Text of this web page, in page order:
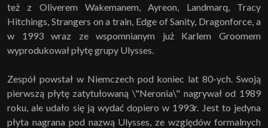
też z Oliverem Wakemanem, Ayreon, Landmarq, Tracy
Hitchings, Strangers on a train, Edge of Sanity, Dragonforce, a
w 1993 wraz ze wspomnianym już Karlem Groomem
wyprodukował płytę grupy Ulysses.
Zespół powstał w Niemczech pod koniec lat 80-ych. Swoją
pierwszą płytę zatytułowaną \"Neronia\" nagrywał od 1989
roku, ale udało się ją wydać dopiero w 1993r. Jest to jedyna
płyta nagrana pod nazwą Ulysses, ze względów formalnych